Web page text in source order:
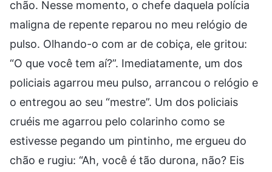
chão. Nesse momento, o chefe daquela polícia
maligna de repente reparou no meu relógio de
pulso. Olhando-o com ar de cobiça, ele gritou:
“O que você tem aí?”. Imediatamente, um dos
policiais agarrou meu pulso, arrancou o relógio e
o entregou ao seu “mestre”. Um dos policiais
cruéis me agarrou pelo colarinho como se
estivesse pegando um pintinho, me ergueu do
chão e rugiu: “Ah, você é tão durona, não? Eis